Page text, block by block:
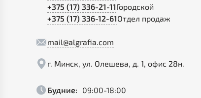
+375 (17) 336-21-11Городской
+375 (17) 336-12-61Отдел продаж
mail@algrafia.com
г. Минск, ул. Олешева, д. 1, офис 28н.
Будние:
09:00-18:00